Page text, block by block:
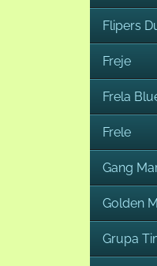
Flipers
Freje
Frela
Frele
Gang
Golden
Grupa